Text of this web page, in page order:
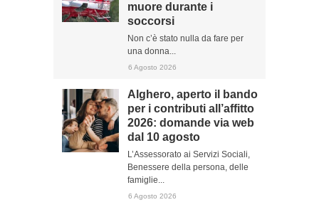
muore durante i
soccorsi
Non c’è stato nulla da fare per
una donna...
6 Agosto 2026
Alghero, aperto il bando
per i contributi all’affitto
2026: domande via web
dal 10 agosto
L’Assessorato ai Servizi Sociali,
Benessere della persona, delle
famiglie...
6 Agosto 2026